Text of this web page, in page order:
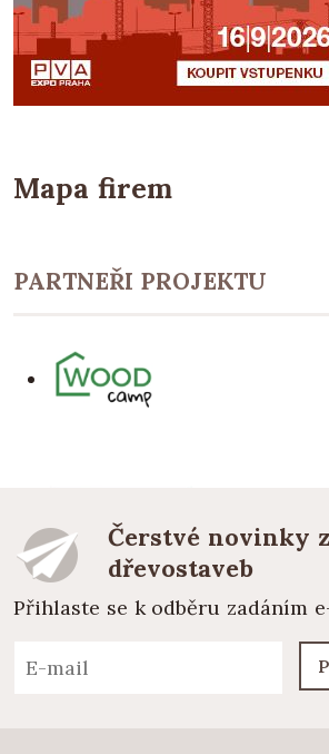
Mapa firem
PARTNEŘI PROJEKTU
Čerstvé novinky
dřevostaveb
Přihlaste se k odběru zadáním